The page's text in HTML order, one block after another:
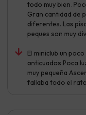
todo muy bien.
Gran cantidad de
diferentes. Las
peques son muy
El miniclub un
anticuados Poca
muy pequeña
fallaba todo el rato